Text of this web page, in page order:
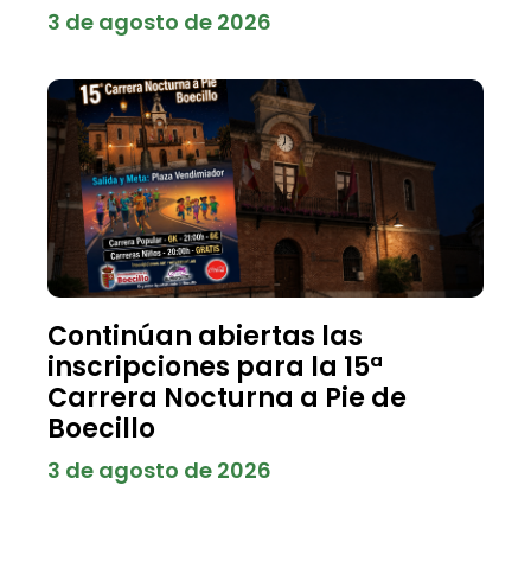
3 de agosto de 2026
Continúan abiertas las
inscripciones para la 15ª
Carrera Nocturna a Pie de
Boecillo
3 de agosto de 2026